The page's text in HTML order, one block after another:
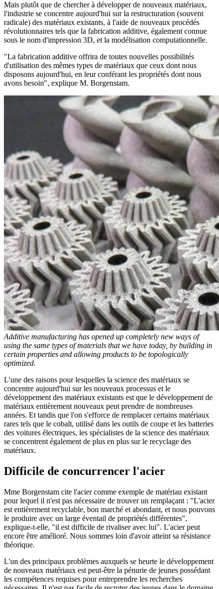
Mais plutôt que de chercher à développer de nouveaux matériaux,
l'industrie se concentre aujourd'hui sur la restructuration (souvent
radicale) des matériaux existants, à l'aide de nouveaux procédés
révolutionnaires tels que la fabrication additive, également connue
sous le nom d'impression 3D, et la modélisation computationnelle.
"La fabrication additive offrira de toutes nouvelles possibilités
d'utilisation des mêmes types de matériaux que ceux dont nous
disposons aujourd'hui, en leur conférant les propriétés dont nous
avons besoin", explique M. Borgenstam.
Additive manufacturing has opened up completely new ways of
using the same types of materials that we have today, by building in
certain properties and allowing products to be topologically
optimized.
L'une des raisons pour lesquelles la science des matériaux se
concentre aujourd'hui sur les nouveaux processus et le
développement des matériaux existants est que le développement de
matériaux entièrement nouveaux peut prendre de nombreuses
années. Et tandis que l'on s'efforce de remplacer certains matériaux
rares tels que le cobalt, utilisé dans les outils de coupe et les batteries
des voitures électriques, les spécialistes de la science des matériaux
se concentrent également de plus en plus sur le recyclage des
matériaux.
Difficile de concurrencer l'acier
Mme Borgenstam cite l'acier comme exemple de matériau existant
pour lequel il n'est pas nécessaire de trouver un remplaçant : "L'acier
est entièrement recyclable, bon marché et abondant, et nous pouvons
le produire avec un large éventail de propriétés différentes",
explique-t-elle, "il est difficile de rivaliser avec lui". L'acier peut
encore être amélioré. Nous sommes loin d'avoir atteint sa résistance
théorique.
L'un des principaux problèmes auxquels se heurte le développement
de nouveaux matériaux est peut-être la pénurie de jeunes possédant
les compétences requises pour entreprendre les recherches